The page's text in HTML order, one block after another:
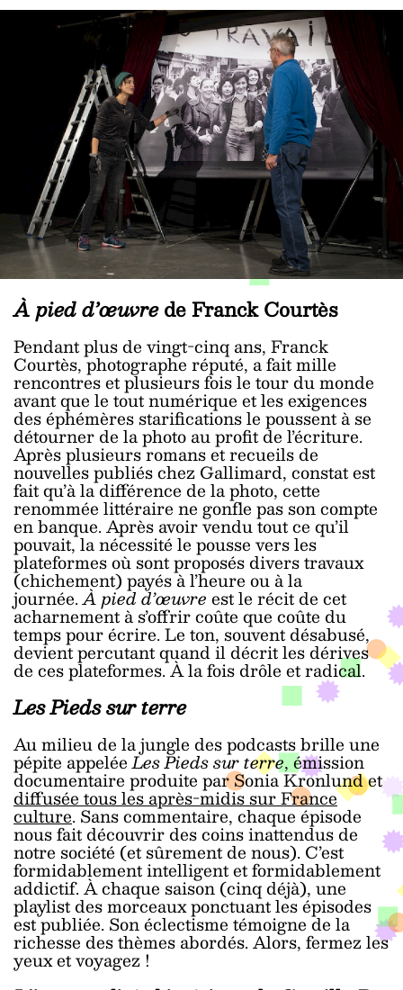
À pied d’œuvrede Franck Courtès
Pendant plus de vingt-cinq ans, Franck
Courtès, photographe réputé, a fait mille
rencontres et plusieurs fois le tour du monde
avant que le tout numérique et les exigences
des éphémères starifications le poussent à se
détourner de la photo au profit de l’écriture.
Après plusieurs romans et recueils de
nouvelles publiés chez Gallimard, constat est
fait qu’à la différence de la photo, cette
renommée littéraire ne gonfle pas son compte
en banque. Après avoir vendu tout ce qu’il
pouvait, la nécessité le pousse vers les
plateformes où sont proposés divers travaux
(chichement) payés à l’heure ou à la
journée.À pied d’œuvreest le récit de cet
acharnement à s’offrir coûte que coûte du
temps pour écrire. Le ton, souvent désabusé,
devient percutant quand il décrit les dérives
de ces plateformes. À la fois drôle et radical.
Les Pieds sur terre
Au milieu de la jungle des podcasts brille une
pépite appeléeLes Pieds sur terre, émission
documentaire produite par Sonia Kronlund et
diffusée tous les après-midis sur France
culture. Sans commentaire, chaque épisode
nous fait découvrir des coins inattendus de
notre société (et sûrement de nous). C’est
formidablement intelligent et formidablement
addictif. À chaque saison (cinq déjà), une
playlist des morceaux ponctuant les épisodes
est publiée. Son éclectisme témoigne de la
richesse des thèmes abordés. Alors, fermez les
yeux et voyagez !